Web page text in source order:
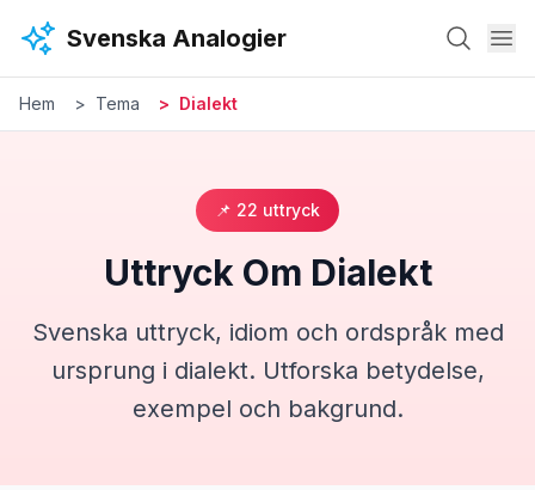
Svenska Analogier
Hem Tema Dialekt
📌 22 uttryck
Uttryck Om Dialekt
Svenska uttryck, idiom och ordspråk med
ursprung i dialekt. Utforska betydelse,
exempel och bakgrund.